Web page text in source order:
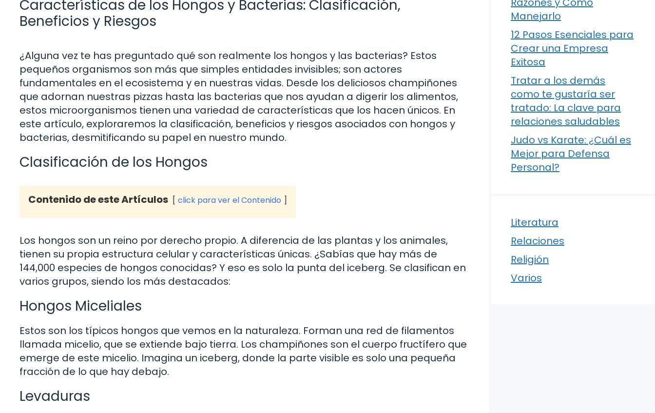
Características de los Hongos y Bacterias: Clasificación,
Beneficios y Riesgos
¿Alguna vez te has preguntado qué son realmente los hongos y las bacterias? Estos
pequeños organismos son más que simples entidades invisibles; son actores
fundamentales en el ecosistema y en nuestras vidas. Desde los deliciosos champiñones
que adornan nuestras pizzas hasta las bacterias que nos ayudan a digerir los alimentos,
estos microorganismos tienen una variedad de características que los hacen únicos. En
este artículo, exploraremos la clasificación, beneficios y riesgos asociados con hongos y
bacterias, desmitificando su papel en nuestro mundo.
Clasificación de los Hongos
Contenido de este Artículos click para ver el Contenido
Los hongos son un reino por derecho propio. A diferencia de las plantas y los animales,
tienen su propia estructura celular y características únicas. ¿Sabías que hay más de
144,000 especies de hongos conocidas? Y eso es solo la punta del iceberg. Se clasifican en
varios grupos, siendo los más destacados:
Hongos Miceliales
Estos son los típicos hongos que vemos en la naturaleza. Forman una red de filamentos
llamada micelio, que se extiende bajo tierra. Los champiñones son el cuerpo fructífero que
emerge de este micelio. Imagina un iceberg, donde la parte visible es solo una pequeña
fracción de lo que hay debajo.
Levaduras
Manejarlo
12 Pasos Esenciales para
Crear una Empresa
Exitosa
Tratar a los demás
como te gustaría ser
tratado: La clave para
relaciones saludables
Judo vs Karate: ¿Cuál es
Mejor para Defensa
Personal?
Literatura
Relaciones
Religión
Varios